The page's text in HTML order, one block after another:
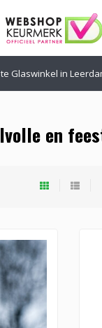
Glaswinkel in
en